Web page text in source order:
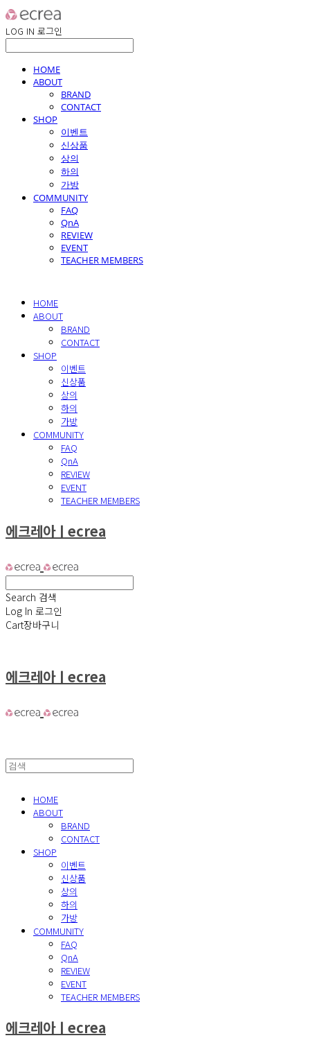
LOG IN 로그인
HOME
ABOUT
BRAND
CONTACT
SHOP
이벤트
신상품
상의
하의
가방
COMMUNITY
FAQ
QnA
REVIEW
EVENT
TEACHER MEMBERS
HOME
ABOUT
BRAND
CONTACT
SHOP
이벤트
신상품
상의
하의
가방
COMMUNITY
FAQ
QnA
REVIEW
EVENT
TEACHER MEMBERS
에크레아ㅣecrea
Search 검색
Log In 로그인
Cart장바구니
에크레아ㅣecrea
HOME
ABOUT
BRAND
CONTACT
SHOP
이벤트
신상품
상의
하의
가방
COMMUNITY
FAQ
QnA
REVIEW
EVENT
TEACHER MEMBERS
에크레아ㅣecrea